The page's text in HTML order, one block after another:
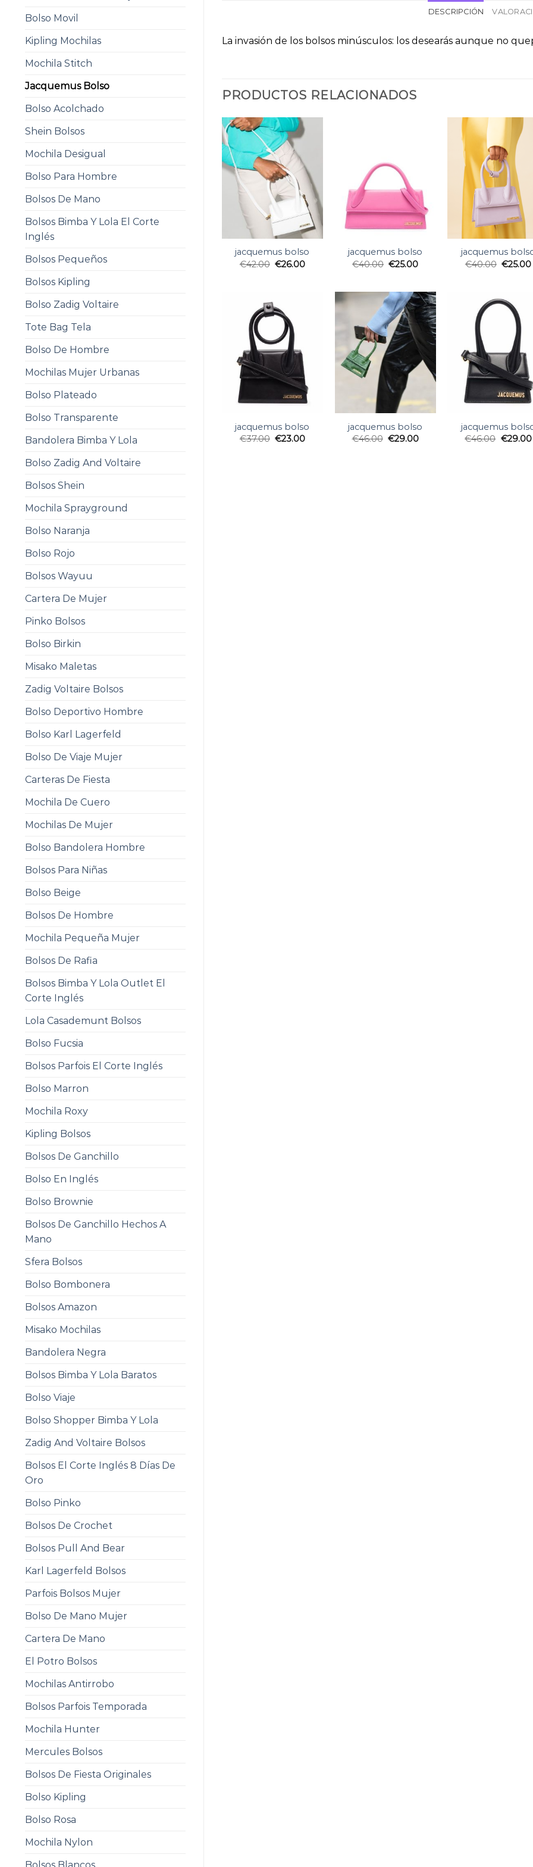
Bolso Movil
Kipling Mochilas
Mochila Stitch
Jacquemus Bolso
Bolso Acolchado
Shein Bolsos
Mochila Desigual
Bolso Para Hombre
Bolsos De Mano
Bolsos Bimba Y Lola El Corte
Inglés
Bolsos Pequeños
Bolsos Kipling
Bolso Zadig Voltaire
Tote Bag Tela
Bolso De Hombre
Mochilas Mujer Urbanas
Bolso Plateado
Bolso Transparente
Bandolera Bimba Y Lola
Bolso Zadig And Voltaire
Bolsos Shein
Mochila Sprayground
Bolso Naranja
Bolso Rojo
Bolsos Wayuu
Cartera De Mujer
Pinko Bolsos
Bolso Birkin
Misako Maletas
Zadig Voltaire Bolsos
Bolso Deportivo Hombre
Bolso Karl Lagerfeld
Bolso De Viaje Mujer
Carteras De Fiesta
Mochila De Cuero
Mochilas De Mujer
Bolso Bandolera Hombre
Bolsos Para Niñas
Bolso Beige
Bolsos De Hombre
Mochila Pequeña Mujer
Bolsos De Rafia
Bolsos Bimba Y Lola Outlet El
Corte Inglés
Lola Casademunt Bolsos
Bolso Fucsia
Bolsos Parfois El Corte Inglés
Bolso Marron
Mochila Roxy
Kipling Bolsos
Bolsos De Ganchillo
Bolso En Inglés
Bolso Brownie
Bolsos De Ganchillo Hechos A
Mano
Sfera Bolsos
Bolso Bombonera
Bolsos Amazon
Misako Mochilas
Bandolera Negra
Bolsos Bimba Y Lola Baratos
Bolso Viaje
Bolso Shopper Bimba Y Lola
Zadig And Voltaire Bolsos
Bolsos El Corte Inglés 8 Días De
Oro
Bolso Pinko
Bolsos De Crochet
Bolsos Pull And Bear
Karl Lagerfeld Bolsos
Parfois Bolsos Mujer
Bolso De Mano Mujer
Cartera De Mano
El Potro Bolsos
Mochilas Antirrobo
Bolsos Parfois Temporada
Mochila Hunter
Mercules Bolsos
Bolsos De Fiesta Originales
Bolso Kipling
Bolso Rosa
Mochila Nylon
DESCRIPCIÓN
La invasión de los bolsos minúsculos: los desearás aunque no
PRODUCTOS RELACIONADOS
jacquemus bolso
€42.00 €26.00
jacquemus bolso
€40.00 €25.00
jacquemus
€40.00 €25.00
jacquemus bolso
€37.00 €23.00
jacquemus bolso
€46.00 €29.00
jacquemus
€46.00 €29.00